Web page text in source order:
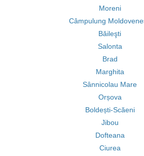
Moreni
Câmpulung
Băileşti
Salonta
Brad
Marghita
Sânnicolau Mare
Orșova
Boldești-Scăeni
Jibou
Dofteana
Ciurea